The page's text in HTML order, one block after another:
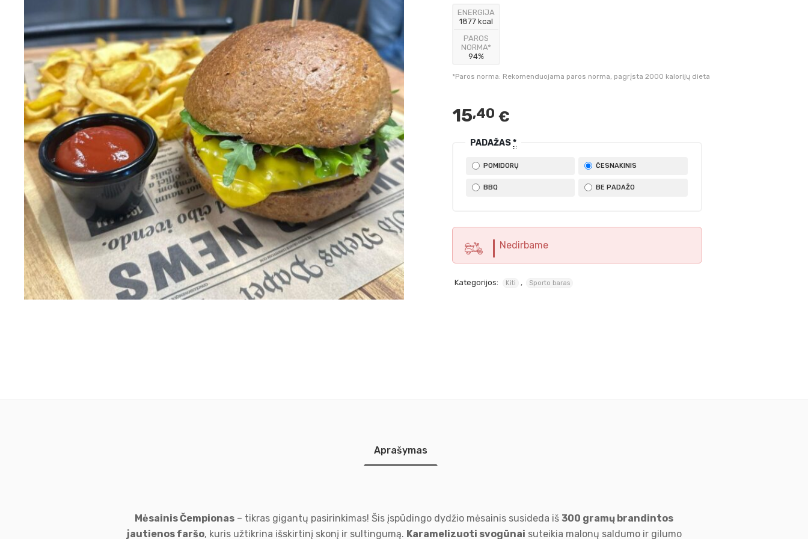
ENERGIJA
1877 kcal
PAROS
NORMA*
94%
*Paros norma: Rekomenduojama paros norma, pagrįsta 2000 kalorijų dieta
15,40 €
PADAŽAS*
POMIDORŲ ČESNAKINIS
BBQ BE PADAŽO
Nedirbame
Kategorijos: Kiti , Sporto baras
Aprašymas
Mėsainis Čempionas – tikras gigantų pasirinkimas! Šis įspūdingo dydžio mėsainis susideda iš 300 gramų brandintos
jautienos faršo, kuris užtikrina išskirtinį skonį ir sultingumą. Karamelizuoti svogūnai suteikia malonų saldumo ir gilumo